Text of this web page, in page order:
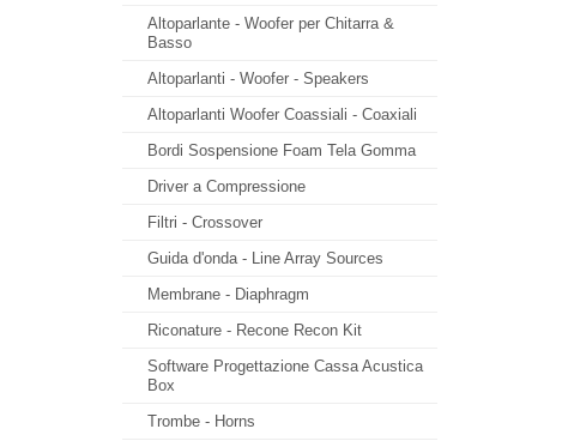
Altoparlante - Woofer per Chitarra &
Basso
Altoparlanti - Woofer - Speakers
Altoparlanti Woofer Coassiali - Coaxiali
Bordi Sospensione Foam Tela Gomma
Driver a Compressione
Filtri - Crossover
Guida d'onda - Line Array Sources
Membrane - Diaphragm
Riconature - Recone Recon Kit
Software Progettazione Cassa Acustica
Box
Trombe - Horns